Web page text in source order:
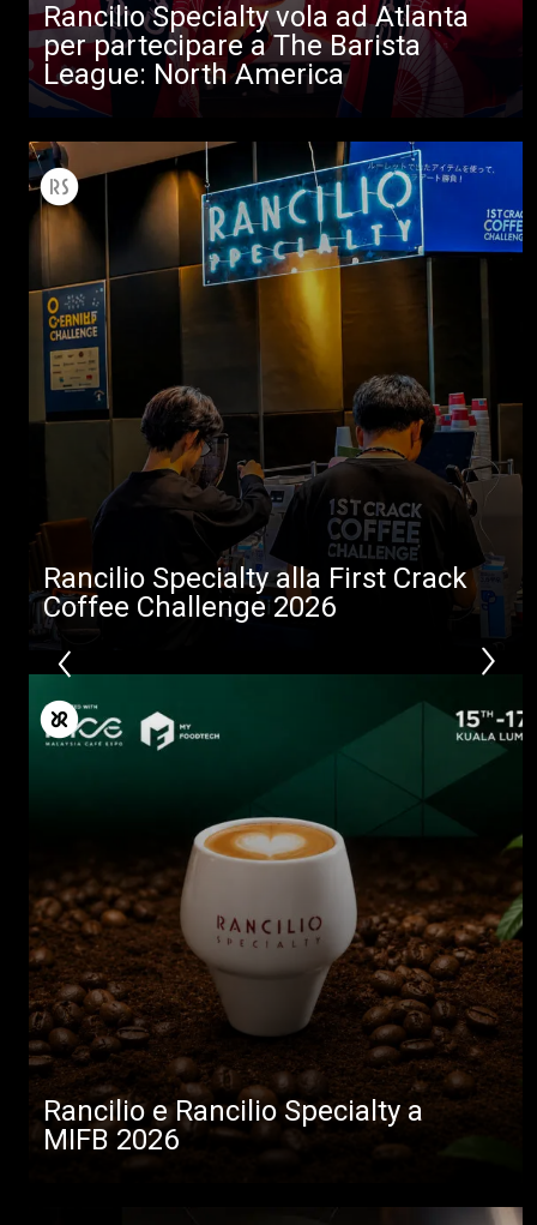
Rancilio Specialty vola ad Atlanta
per partecipare a The Barista
League: North America
Rancilio Specialty alla First Crack
Coffee Challenge 2026
Rancilio e Rancilio Specialty a
MIFB 2026
Tutti
Prodotti
News
Download
Altro